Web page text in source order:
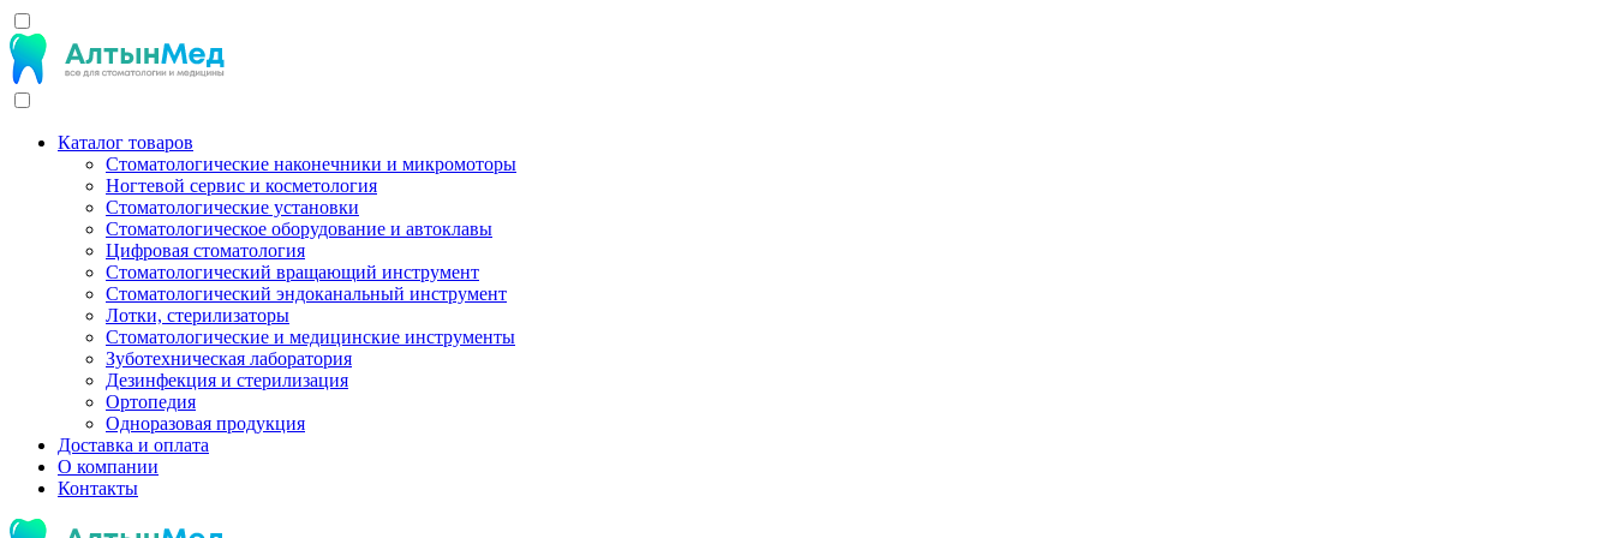
Каталог товаров
Стоматологические наконечники и микромоторы
Ногтевой сервис и косметология
Стоматологические установки
Стоматологическое оборудование и автоклавы
Цифровая стоматология
Стоматологический вращающий инструмент
Стоматологический эндоканальный инструмент
Лотки, стерилизаторы
Стоматологические и медицинские инструменты
Зуботехническая лаборатория
Дезинфекция и стерилизация
Ортопедия
Одноразовая продукция
Доставка и оплата
О компании
Контакты